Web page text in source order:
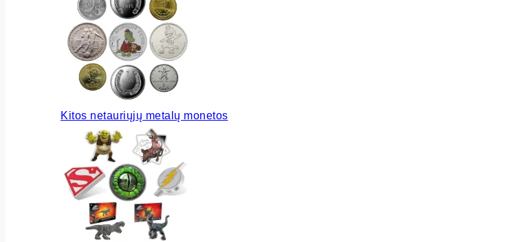
Kitos netauriųjų metalų monetos